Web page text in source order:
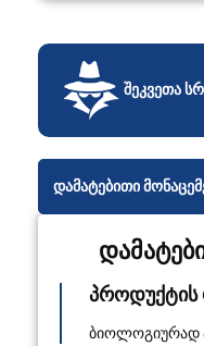
შეკვეთა
დამატებითი
ბიოლოგიურად